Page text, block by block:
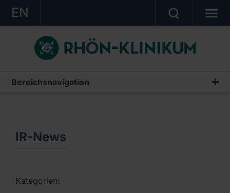
EN
KONZERN
KLINIKEN
KARRIERE
KONTAKT
Bereichsnavigation
Publikationen & Präsentationen
Präsentationen & Conference Calls
IR-News
Kategorien: